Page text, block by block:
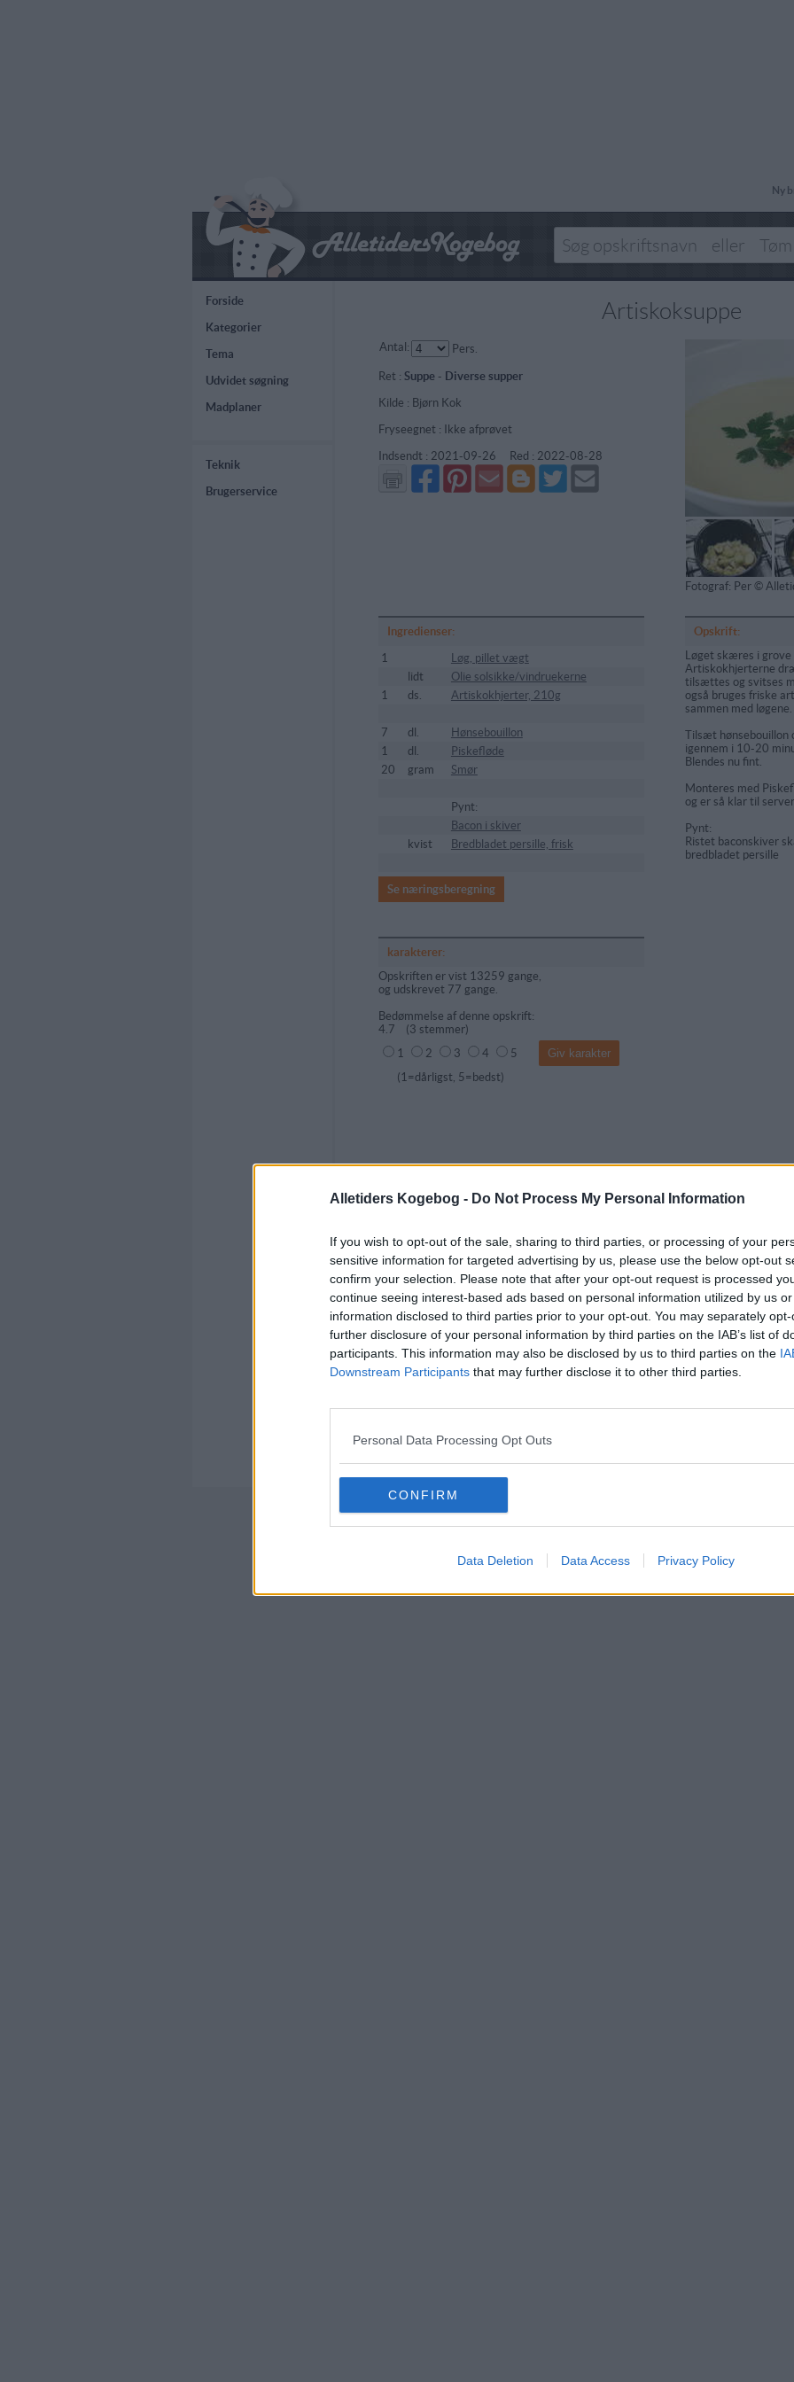
Alletiders Kogebog - Do Not Process My Personal Information
If you wish to opt-out of the sale, sharing to third parties, or processing of your
sensitive information for targeted advertising by us, please use the below opt-out
confirm your selection. Please note that after your opt-out request is processed
continue seeing interest-based ads based on personal information utilized by us
information disclosed to third parties prior to your opt-out. You may separately
further disclosure of your personal information by third parties on the IAB’s list of
participants. This information may also be disclosed by us to third parties on the
Downstream Participants that may further disclose it to other third parties.
Personal Data Processing Opt Outs
CONFIRM
Data Deletion Data Access Privacy Policy
Ny
Forside
Kategorier
Tema
Udvidet søgning
Madplaner
Teknik
Brugerservice
Artiskoksuppe
Antal: Pers.
Ret : Suppe- Diverse supper
Kilde : Bjørn Kok
Fryseegnet : Ikke afprøvet
Indsendt : 2021-09-26 Red : 2022-08-28
Del
på
Facebook
Del
på
Pinterest
Send
via
GMail
Del
på
Blogger
Del
på
Twitter
Send
mail
Fotograf: Per ©
Ingredienser:
1
Løg, pillet vægt
lidt
Olie solsikke/vindruekerne
1
ds. Artiskokhjerter, 210g
7 dl.
Hønsebouillon
1
dl.
Piskefløde
20
gram Smør
Pynt:
Bacon i skiver
kvist
Bredbladet persille, frisk
Se næringsberegning
Opskrift:
Løget skæres i
Artiskokhjerterne
tilsættes og svitses
også bruges friske
sammen med løgene.
Tilsæt hønsebouillon
igennem i 10-20
Blendes nu fint.
Monteres med
og er så klar til
Pynt:
Ristet baconskiver
bredbladet persille
karakterer:
Opskriften er vist 13259 gange,
og udskrevet 77 gange.
Bedømmelse af denne opskrift:
4.7 (3 stemmer)
1
2 3 4
5
(1=dårligst, 5=bedst)
Kommentar fra:
Kommentar:
Kommentaren skal godkendes før den bliver synlig
Kommentarer
Der er ikke tilføjet nogen kommentar til denne opskrift endnu
Nyhedsmails - Privatlivspolitik